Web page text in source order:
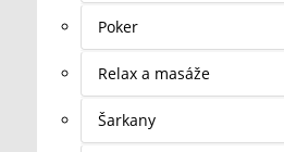
Poker
Relax a masáže
Šarkany